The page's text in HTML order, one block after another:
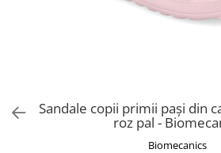
Sandale copii primii pași din
roz pal -
Biomecanics